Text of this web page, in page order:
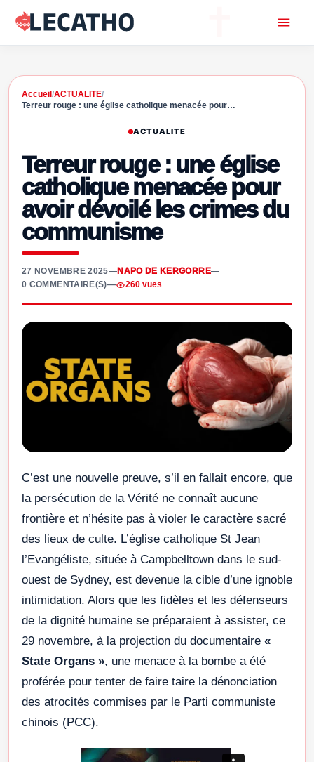
Accueil /ACTUALITE/
Terreur rouge : une église catholique menacée pour…
ACTUALITE
Terreur rouge : une église
catholique menacée pour
avoir dévoilé les crimes du
communisme
27 NOVEMBRE 2025—NAPO DE KERGORRE—
0 COMMENTAIRE(S)— 260 vues
C’est une nouvelle preuve, s’il en fallait encore, que
la persécution de la Vérité ne connaît aucune
frontière et n’hésite pas à violer le caractère sacré
des lieux de culte. L’église catholique St Jean
l’Evangéliste, située à Campbelltown dans le sud-
ouest de Sydney, est devenue la cible d’une ignoble
intimidation. Alors que les fidèles et les défenseurs
de la dignité humaine se préparaient à assister, ce
29 novembre, à la projection du documentaire «
State Organs », une menace à la bombe a été
proférée pour tenter de faire taire la dénonciation
des atrocités commises par le Parti communiste
chinois (PCC).